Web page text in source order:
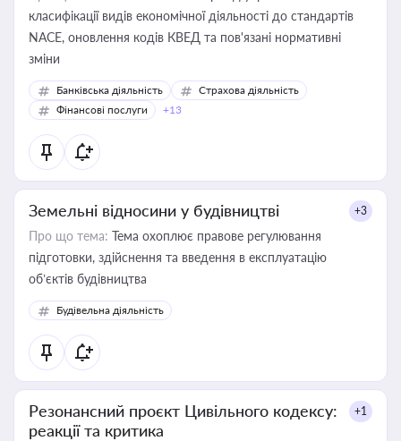
класифікації видів економічної діяльності до стандартів
NACE, оновлення кодів КВЕД та пов'язані нормативні
зміни
Банківська діяльність
Страхова діяльність
Фінансові послуги
+13
Земельні відносини у будівництві +3
Про що тема: Тема охоплює правове регулювання
підготовки, здійснення та введення в експлуатацію
об’єктів будівництва
Будівельна діяльність
Резонансний проєкт Цивільного кодексу:
реакції та критика
+1